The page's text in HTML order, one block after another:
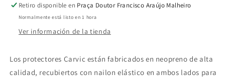
Retiro disponible en Praça Doutor Francisco Araújo Malheiro
Normalmente está listo en 1 hora
Ver información de la tienda
Los protectores Carvic están fabricados en neopreno de alta
calidad, recubiertos con nailon elástico en ambos lados para